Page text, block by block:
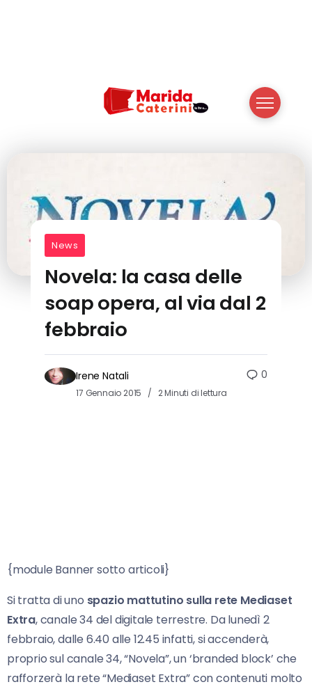
News
Novela: la casa delle
soap opera, al via dal 2
febbraio
Irene Natali
17 Gennaio 2015 2 Minuti di lettura
0
{module Banner sotto articoli}
Si tratta di uno spazio mattutino sulla rete Mediaset
Extra, canale 34 del digitale terrestre. Da lunedì 2
febbraio, dalle 6.40 alle 12.45 infatti, si accenderà,
proprio sul canale 34, “Novela”, un ‘branded block’ che
rafforzerà la rete “Mediaset Extra” con contenuti molto